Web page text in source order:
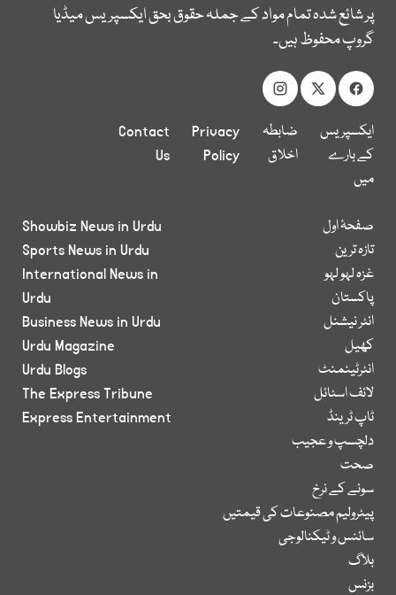
پر شائع شدہ تمام مواد کے جملہ حقوق بحق ایکسپریس میڈیا
گروپ محفوظ ہیں۔
ایکسپریس
کے بارے
میں
ضابطہ
اخلاق
Privacy
Policy
Contact
Us
صفحۂ اول
تازہ ترین
غزہ لہو لہو
پاکستان
انٹر نیشنل
کھیل
انٹرٹینمنٹ
لائف اسٹائل
ٹاپ ٹرینڈ
دلچسپ و عجیب
صحت
سونے کے نرخ
پیٹرولیم مصنوعات کی قیمتیں
سائنس و ٹیکنالوجی
بلاگ
بزنس
Showbiz News in Urdu
Sports News in Urdu
International News in
Urdu
Business News in Urdu
Urdu Magazine
Urdu Blogs
The Express Tribune
Express Entertainment